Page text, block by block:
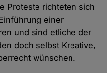
Proteste richteten sich
einer
und sind etliche der
doch selbst Kreative,
wünschen.